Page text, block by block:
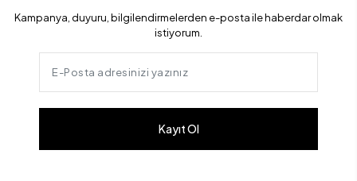
Kampanya, duyuru, bilgilendirmelerden e-posta ile haberdar olmak
istiyorum.
Kayıt Ol